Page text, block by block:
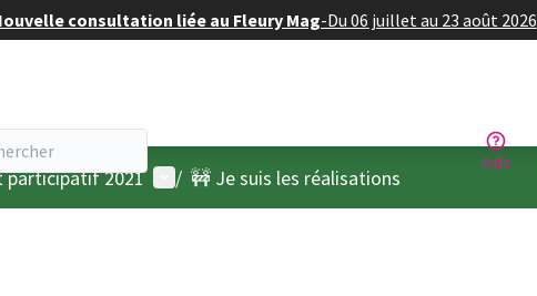
consultation liée au Fleury Mag-Du 06 juillet au 23 août 2026
Aide
participatif 2021 Menu utilisateur
/ 🚧 Je suis les réalisations